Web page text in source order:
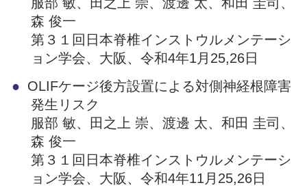
森 俊一
第３１回日本脊椎インストウルメンテーシ
ョン学会、大阪、令和4年1月25,26日
OLIFケージ後方設置による対側神経根障害
発生リスク
服部 敏、田之上 崇、渡邊 太、和田 圭司、
森 俊一
第３１回日本脊椎インストウルメンテーシ
ョン学会、大阪、令和4年11月25,26日